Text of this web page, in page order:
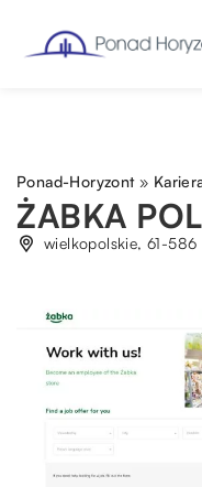
Ponad-Horyzont»
ŻABKA
wielkopolskie, 61-586